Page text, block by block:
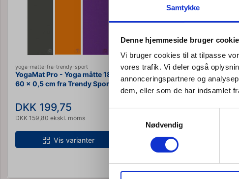
Samtykke
Denne hjemmeside bruger
Vi bruger cookies til at tilpasse
vores trafik. Vi deler også
annonceringspartnere og
dem, eller som de har indsamlet
Nødvendig
yoga-matte-fra-trendy-sport
YogaMat Pro - Yoga måtte 180 x
60 x 0,5 cm fra Trendy Sport
DKK 199,75
DKK 159,80 ekskl. moms
Vis varianter
yogamat-eco-180x60x0-6cm-
YogaMat Eco
FraDKK 254,79